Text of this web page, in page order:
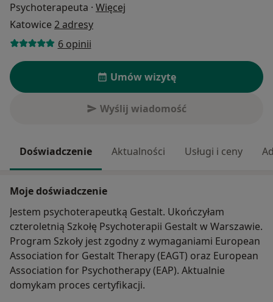
Psychoterapeuta · Więcej
Katowice 2 adresy
6 opinii
Umów wizytę
Wyślij wiadomość
Doświadczenie Aktualności Usługi i ceny
Moje doświadczenie
Jestem psychoterapeutką Gestalt. Ukończyłam
czteroletnią Szkołę Psychoterapii Gestalt w Warszawie.
Program Szkoły jest zgodny z wymaganiami European
Association for Gestalt Therapy (EAGT) oraz European
Association for Psychotherapy (EAP). Aktualnie
domykam proces certyfikacji.